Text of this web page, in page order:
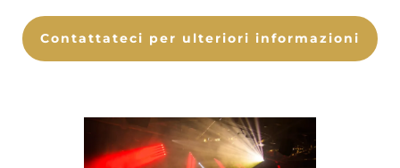
Contattateci per ulteriori informazioni